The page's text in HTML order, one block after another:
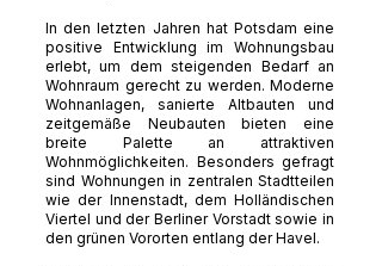
In den letzten Jahren hat Potsdam eine
positive Entwicklung im Wohnungsbau
erlebt, um dem steigenden Bedarf an
Wohnraum gerecht zu werden. Moderne
Wohnanlagen, sanierte Altbauten und
zeitgemäße Neubauten bieten eine
breite Palette an attraktiven
Wohnmöglichkeiten. Besonders gefragt
sind Wohnungen in zentralen Stadtteilen
wie der Innenstadt, dem Holländischen
Viertel und der Berliner Vorstadt sowie in
den grünen Vororten entlang der Havel.